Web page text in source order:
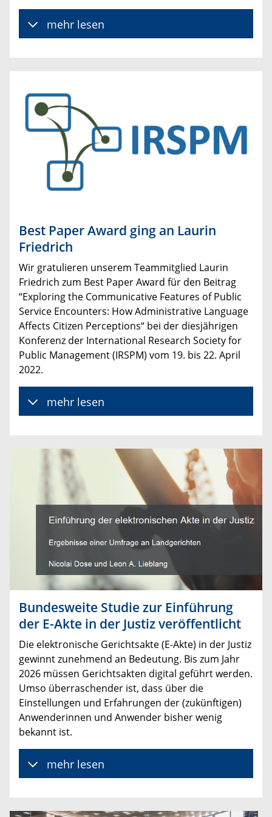
mehr lesen
Best Paper Award ging an Laurin
Friedrich
Wir gratulieren unserem Teammitglied Laurin
Friedrich zum Best Paper Award für den Beitrag
“Exploring the Communicative Features of Public
Service Encounters: How Administrative Language
Affects Citizen Perceptions“ bei der diesjährigen
Konferenz der International Research Society for
Public Management (IRSPM) vom 19. bis 22. April
2022.
mehr lesen
Bundesweite Studie zur Einführung
der E-Akte in der Justiz veröffentlicht
Die elektronische Gerichtsakte (E-Akte) in der Justiz
gewinnt zunehmend an Bedeutung. Bis zum Jahr
2026 müssen Gerichtsakten digital geführt werden.
Umso überraschender ist, dass über die
Einstellungen und Erfahrungen der (zukünftigen)
Anwenderinnen und Anwender bisher wenig
bekannt ist.
mehr lesen